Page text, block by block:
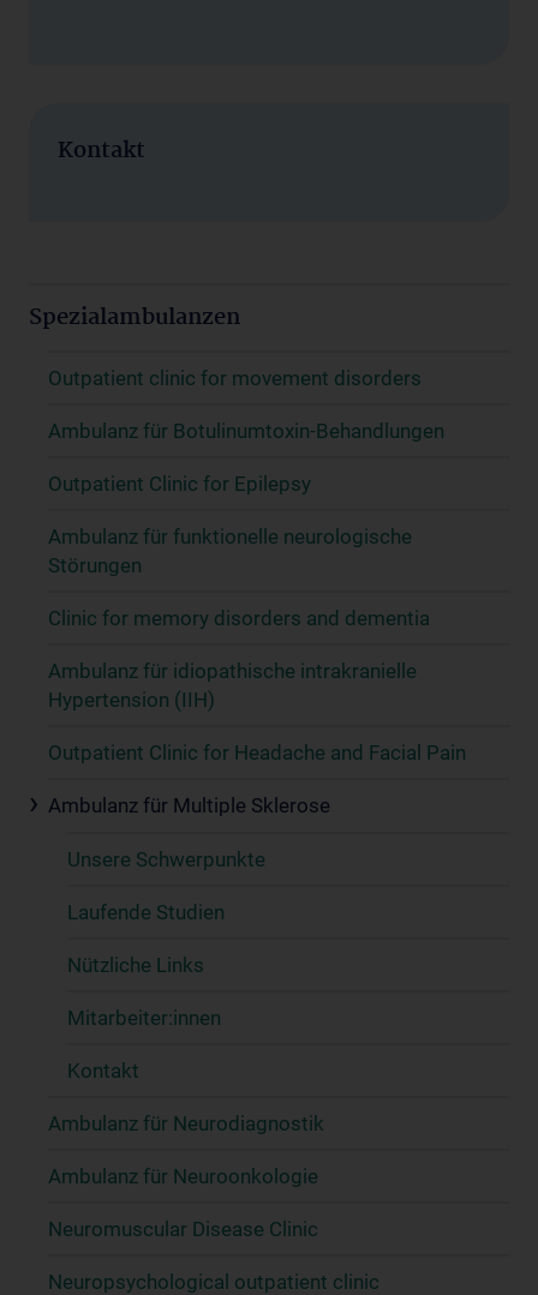
Kontakt
Spezialambulanzen
Outpatient clinic for movement disorders
Ambulanz für Botulinumtoxin-Behandlungen
Outpatient Clinic for Epilepsy
Ambulanz für funktionelle neurologische
Störungen
Clinic for memory disorders and dementia
Ambulanz für idiopathische intrakranielle
Hypertension (IIH)
Outpatient Clinic for Headache and Facial Pain
Ambulanz für Multiple Sklerose
Unsere Schwerpunkte
Laufende Studien
Nützliche Links
Mitarbeiter:innen
Kontakt
Ambulanz für Neurodiagnostik
Ambulanz für Neuroonkologie
Neuromuscular Disease Clinic
Neuropsychological outpatient clinic